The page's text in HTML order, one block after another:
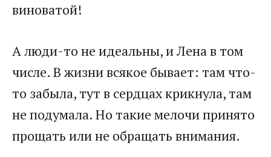
виноватой!
А люди-то не идеальны, и Лена в том
числе. В жизни всякое бывает: там что-
то забыла, тут в сердцах крикнула, там
не подумала. Но такие мелочи принято
прощать или не обращать внимания.